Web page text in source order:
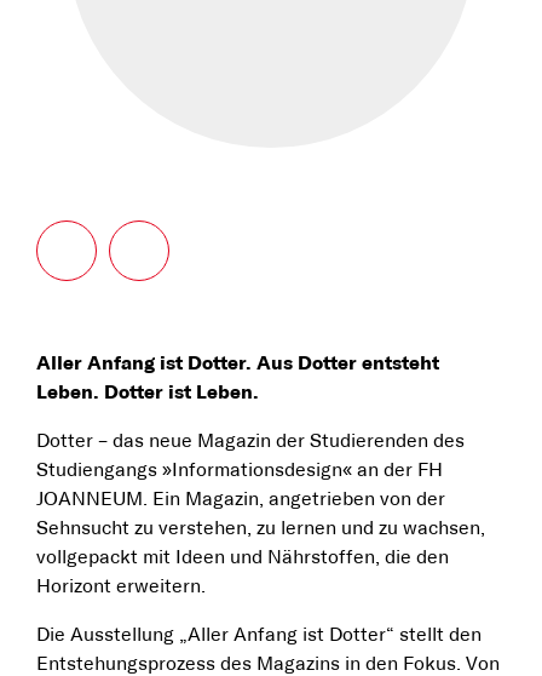
Aller Anfang ist Dotter. Aus Dotter entsteht
Leben. Dotter ist Leben.
Dotter – das neue Magazin der Studierenden des
Studiengangs »Informationsdesign« an der FH
JOANNEUM. Ein Magazin, angetrieben von der
Sehnsucht zu verstehen, zu lernen und zu wachsen,
vollgepackt mit Ideen und Nährstoffen, die den
Horizont erweitern.
Die Ausstellung „Aller Anfang ist Dotter“ stellt den
Entstehungsprozess des Magazins in den Fokus. Von